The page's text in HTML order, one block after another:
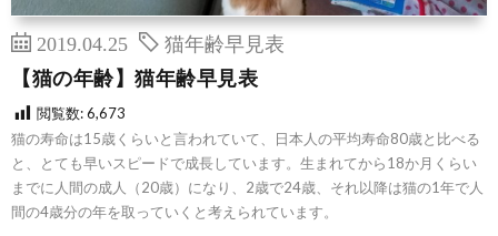
2019.04.25 猫年齢早見表
【猫の年齢】猫年齢早見表
閲覧数:6,673
猫の寿命は15歳くらいと言われていて、日本人の平均寿命80歳と比べる
と、とても早いスピードで成長しています。生まれてから18か月くらい
までに人間の成人（20歳）になり、2歳で24歳、それ以降は猫の1年で人
間の4歳分の年を取っていくと考えられています。